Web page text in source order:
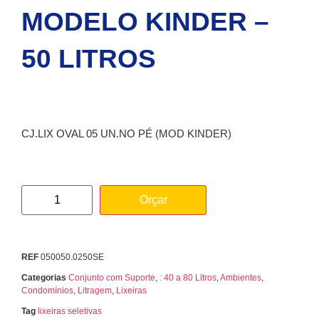
MODELO KINDER –
50 LITROS
CJ.LIX OVAL 05 UN.NO PÉ (MOD KINDER)
Orçar
REF 050050.0250SE
Categorias Conjunto com Suporte, : 40 a 80 Litros,Ambientes,
Condomínios, Litragem, Lixeiras
Tag lixeiras seletivas